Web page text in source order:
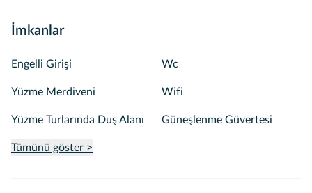
İmkanlar
Engelli Girişi Wc
Yüzme Merdiveni Wifi
Yüzme Turlarında Duş Alanı Güneşlenme Güvertesi
Tümünü göster >